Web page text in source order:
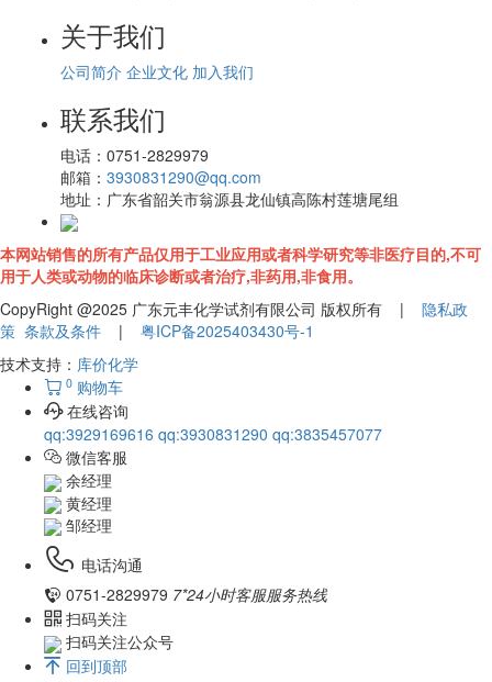
关于我们
公司简介 企业文化 加入我们
联系我们
电话： 0751-2829979
邮箱： 3930831290@qq.com
地址： 广东省韶关市翁源县龙仙镇高陈村莲塘尾组
本网站销售的所有产品仅用于工业应用或者科学研究等非医疗目的,不可
用于人类或动物的临床诊断或者治疗,非药用,非食用。
CopyRight @2025 广东元丰化学试剂有限公司 版权所有 | 隐私政
策 条款及条件 | 粤ICP备2025403430号-1
技术支持： 库价化学
0 购物车
在线咨询
qq:3929169616 qq:3930831290 qq:3835457077
微信客服
余经理
黄经理
邹经理
电话沟通
0751-2829979 7*24小时客服服务热线
扫码关注
扫码关注公众号
回到顶部